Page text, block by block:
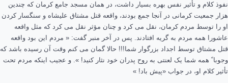
نفوذ کلام و تأثیر نفس بهره بسیار داشت، در همان مسجد جامعکرمان که چندین
هزار جمعیت کرمانی در آنجا جمع بودند، واقعه قتل مشتاق علیشاه و سنگسار کردن
او را توسط مردمکرمان، نقل می کرد و چنان مؤثر نقل می کرد که مثل واقعه
عاشورا همه مردم به گریه افتادند. پس در آخر منبر گفت: « مردم این بود واقعه
قتل مشتاق توسط اجداد بزرگوار شما!!! حالا گمان می کنم وقت آن رسیده باشد که
وجوبا ً همه شما یک لعنتی به روح پدران خود نثار کنید! ». و عجیب اینکه مردم تحت
تأثیر کلام او، در جواب «پیش باد! »